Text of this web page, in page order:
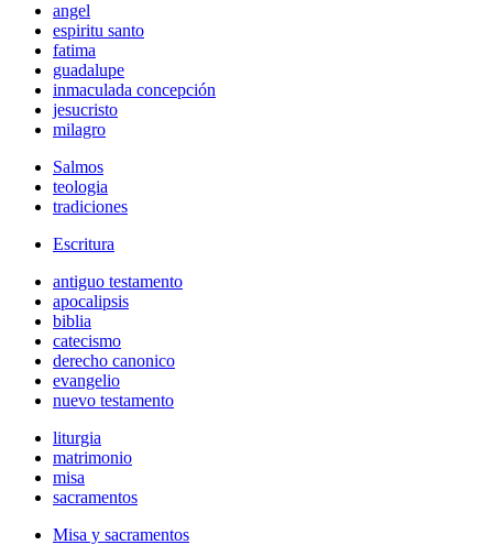
angel
espiritu santo
fatima
guadalupe
inmaculada concepción
jesucristo
milagro
Salmos
teologia
tradiciones
Escritura
antiguo testamento
apocalipsis
biblia
catecismo
derecho canonico
evangelio
nuevo testamento
liturgia
matrimonio
misa
sacramentos
Misa y sacramentos